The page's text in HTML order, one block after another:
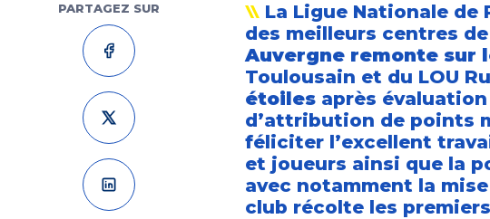
PARTAGEZ SUR
La Ligue Nationale de
des meilleurs centres
Auvergne remonte sur
Toulousain et du LOU
étoiles après
d’attribution de points
féliciter l’excellent
et joueurs ainsi que la
avec notamment la
club récolte les